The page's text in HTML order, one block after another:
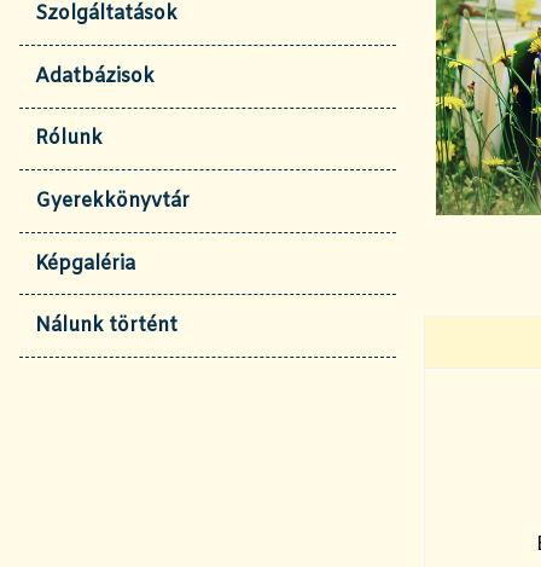
Szolgáltatások
Adatbázisok
Rólunk
Gyerekkönyvtár
Képgaléria
Nálunk történt